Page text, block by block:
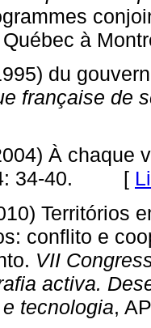
à
du
française de
À chaque
34-40. [
Territórios
conflito e
VII
activa.
tecnologia,